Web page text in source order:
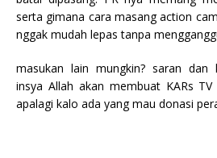
serta gimana cara masang action
nggak mudah lepas tanpa
masukan lain mungkin? saran dan
insya Allah akan membuat KARs
apalagi kalo ada yang mau donasi